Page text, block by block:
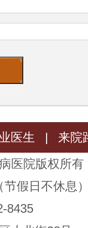
医生 |
来院
医院版权所有
假日不休息
8435